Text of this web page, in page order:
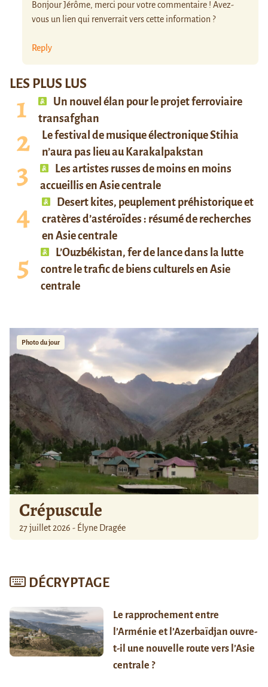
LES PLUS LUS
Un nouvel élan pour le projet ferroviaire
transafghan
Le festival de musique électronique Stihia
n’aura pas lieu au Karakalpakstan
Les artistes russes de moins en moins
accueillis en Asie centrale
Desert kites, peuplement préhistorique et
cratères d’astéroïdes : résumé de recherches
en Asie centrale
L’Ouzbékistan, fer de lance dans la lutte
contre le trafic de biens culturels en Asie
centrale
Photo du jour
Crépuscule
27 juillet 2026 - Élyne Dragée
DÉCRYPTAGE
Le rapprochement entre
l’Arménie et l’Azerbaïdjan ouvre-
t-il une nouvelle route vers l’Asie
centrale ?
Bonjour Jérôme, merci pour votre commentaire ! Avez-
vous un lien qui renverrait vers cette information ?
Reply